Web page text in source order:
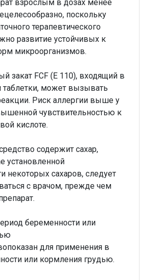
взрослым в дозах менее
поскольку
терапевтического
развитие устойчивых к
микроорганизмов.
закат FCF (Е 110), входящий в
таблетки, может вызывать
Риск аллергии выше у
чувствительностью к
кислоте.
содержит сахар,
установленной
некоторых сахаров, следует
с врачом, прежде чем
беременности или
для применения в
или кормления грудью.